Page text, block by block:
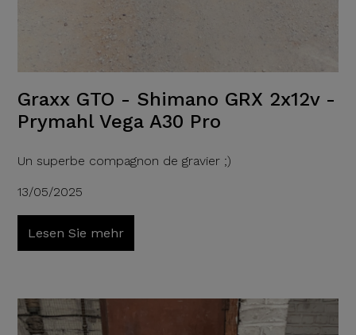
Graxx GTO - Shimano GRX 2x12v -
Prymahl Vega A30 Pro
Un superbe compagnon de gravier ;)
13/05/2025
Lesen Sie mehr